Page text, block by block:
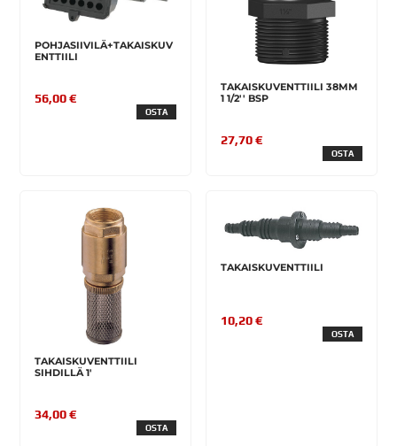
POHJASIIVILÄ+TAKAISKUV
ENTTIILI
56,00 €
OSTA
TAKAISKUVENTTIILI 38MM
1 1/2'' BSP
27,70 €
OSTA
TAKAISKUVENTTIILI
SIHDILLÄ 1'
34,00 €
OSTA
TAKAISKUVENTTIILI
10,20 €
OSTA